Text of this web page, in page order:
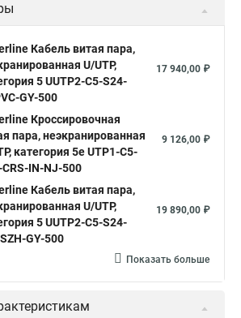
Кабель витая пара,
U/UTP,
5 UUTP2-C5-S24-
GY-500
17 940,00 ₽
Кроссировочная
пара, неэкранированная
категория 5e UTP1-C5-
IN-NJ-500
9 126,00 ₽
Кабель витая пара,
U/UTP,
5 UUTP2-C5-S24-
GY-500
19 890,00 ₽
Показать больше